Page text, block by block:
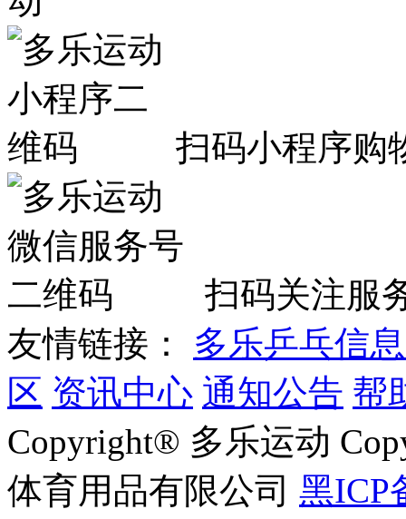
扫码小程序购
扫码关注服
友情链接：
多乐乒乓信
区 资讯中心 通知公告 帮
Copyright® 多乐运动
体育用品有限公司 黑ICP